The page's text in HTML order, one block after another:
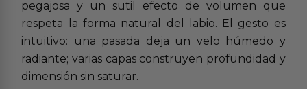
pegajosa y un sutil efecto de volumen que
respeta la forma natural del labio. El gesto es
intuitivo: una pasada deja un velo húmedo y
radiante; varias capas construyen profundidad y
dimensión sin saturar.